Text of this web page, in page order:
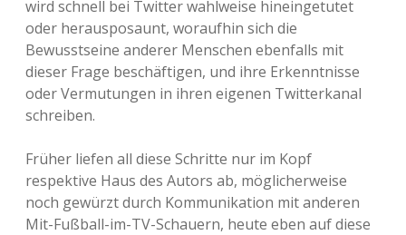
wird schnell bei Twitter wahlweise hineingetutet
oder herausposaunt, woraufhin sich die
Bewusstseine anderer Menschen ebenfalls mit
dieser Frage beschäftigen, und ihre Erkenntnisse
oder Vermutungen in ihren eigenen Twitterkanal
schreiben.
Früher liefen all diese Schritte nur im Kopf
respektive Haus des Autors ab, möglicherweise
noch gewürzt durch Kommunikation mit anderen
Mit-Fußball-im-TV-Schauern, heute eben auf diese